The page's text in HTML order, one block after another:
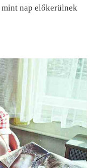
nap előkerülnek